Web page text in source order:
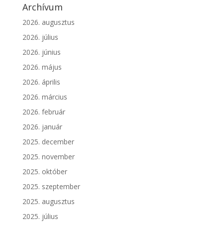
Archívum
2026. augusztus
2026. július
2026. június
2026. május
2026. április
2026. március
2026. február
2026. január
2025. december
2025. november
2025. október
2025. szeptember
2025. augusztus
2025. július